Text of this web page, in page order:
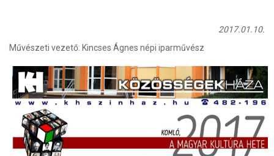
2017.01.10.
Művészeti vezető: Kincses Ágnes népi iparművész